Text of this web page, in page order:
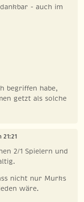
- auch im
begriffen habe,
getzt als solche
2/1 Spielern und
nicht nur Murks
wäre.